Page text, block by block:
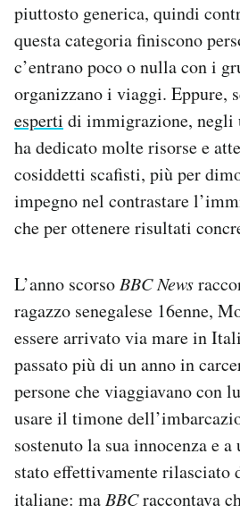
piuttosto generica, quindi
questa categoria finiscono
c’entrano poco o nulla con i
organizzano i viaggi. Eppure,
esperti di immigrazione,
ha dedicato molte risorse e
cosiddetti scafisti, più per
impegno nel contrastare
che per ottenere risultati
L’anno scorsoBBC News
ragazzo senegalese 16enne,
essere arrivato via mare in
passato più di un anno in
persone che viaggiavano con
usare il timone
sostenuto la sua innocenza e
stato effettivamente rilasciato
italiane: maBBCraccontava